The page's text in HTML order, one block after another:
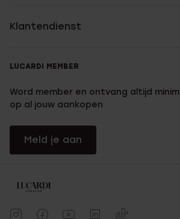
Klantendienst
LUCARDI MEMBER
Word member en ontvang altijd
op al jouw aankopen
Meld je aan